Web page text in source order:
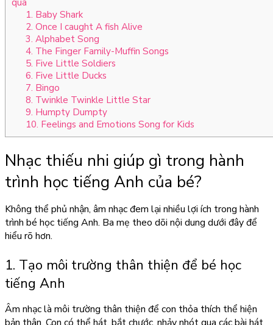
qua
1. Baby Shark
2. Once I caught A fish Alive
3. Alphabet Song
4. The Finger Family-Muffin Songs
5. Five Little Soldiers
6. Five Little Ducks
7. Bingo
8. Twinkle Twinkle Little Star
9. Humpty Dumpty
10. Feelings and Emotions Song for Kids
Nhạc thiếu nhi giúp gì trong hành
trình học tiếng Anh của bé?
Không thể phủ nhận, âm nhạc đem lại nhiều lợi ích trong hành
trình bé học tiếng Anh. Ba mẹ theo dõi nội dung dưới đây để
hiểu rõ hơn.
1. Tạo môi trường thân thiện để bé học
tiếng Anh
Âm nhạc là môi trường thân thiện để con thỏa thích thể hiện